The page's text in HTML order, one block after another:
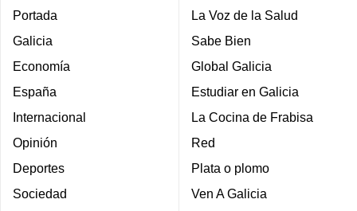
Portada
Galicia
Economía
España
Internacional
Opinión
Deportes
Sociedad
La Voz de la Salud
Sabe Bien
Global Galicia
Estudiar en Galicia
La Cocina de Frabisa
Red
Plata o plomo
Ven A Galicia